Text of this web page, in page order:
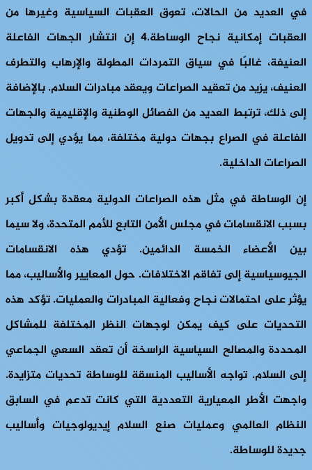
في العديد من الحالات، تعوق العقبات السياسية وغيرها من
العقبات إمكانية نجاح الوساطة.4 إن انتشار الجهات الفاعلة
العنيفة، غالبًا في سياق التمردات المطولة والإرهاب والتطرف
العنيف، يزيد من تعقيد الصراعات ويعقد مبادرات السلام. بالإضافة
إلى ذلك، ترتبط العديد من الفصائل الوطنية والإقليمية والجهات
الفاعلة في الصراع بجهات دولية مختلفة، مما يؤدي إلى تدويل
الصراعات الداخلية.
إن الوساطة في مثل هذه الصراعات الدولية معقدة بشكل أكبر
بسبب الانقسامات في مجلس الأمن التابع للأمم المتحدة، ولا سيما
بين الأعضاء الخمسة الدائمين. تؤدي هذه الانقسامات
الجيوسياسية إلى تفاقم الاختلافات. حول المعايير والأساليب، مما
يؤثر على احتمالات نجاح وفعالية المبادرات والعمليات. تؤكد هذه
التحديات على كيف يمكن لوجهات النظر المختلفة للمشاكل
المحددة والمصالح السياسية الراسخة أن تعقد السعي الجماعي
إلى السلام. تواجه الأساليب المنسقة للوساطة تحديات متزايدة.
واجهت الأطر المعيارية التعددية التي كانت تدعم في السابق
النظام العالمي وعمليات صنع السلام إيديولوجيات وأساليب
جديدة للوساطة.